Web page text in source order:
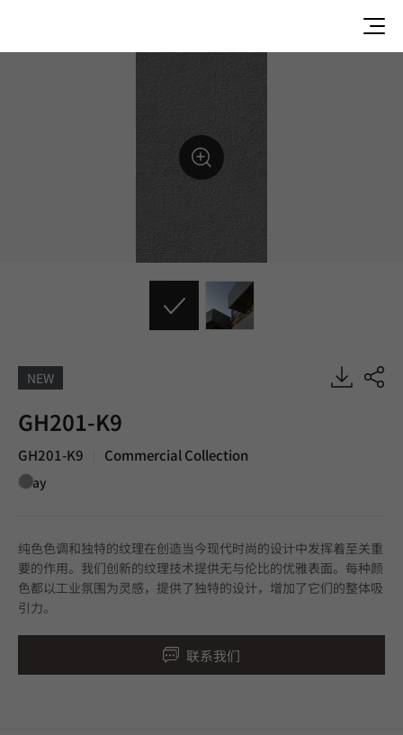
NEW
GH201-K9, Commercial, EXTERIOR
GH201-K9
GH201-K9 Commercial Collection
Gray
纯色色调和独特的纹理在创造当今现代时尚的设计中发挥着至关重
要的作用。我们创新的纹理技术提供无与伦比的优雅表面。每种颜
色都以工业氛围为灵感，提供了独特的设计，增加了它们的整体吸
引力。
联系我们